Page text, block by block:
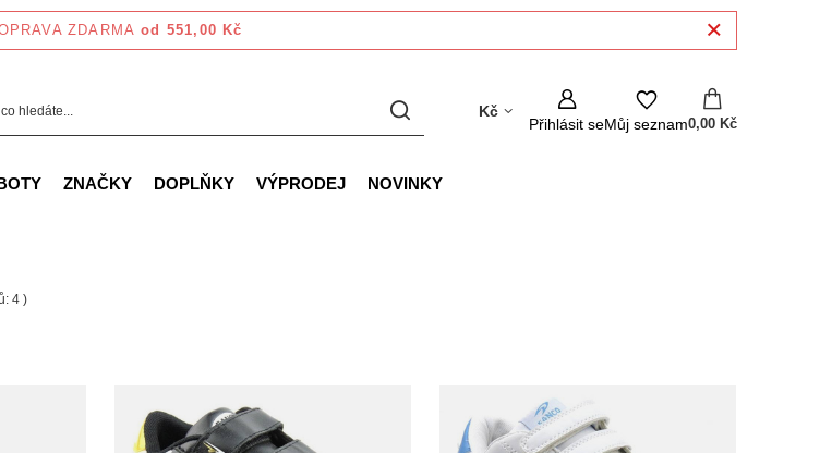
ZDARMA od 551,00 Kč
Kč
Přihlásit seMůj seznam0,00 Kč
ZNAČKY DOPLŇKY VÝPRODEJ NOVINKY
4 )